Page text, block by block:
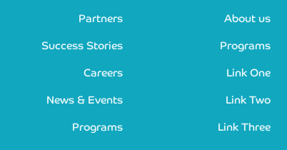
About us
Programs
Link One
Link Two
Link Three
Partners
Success Stories
Careers
News & Events
Programs